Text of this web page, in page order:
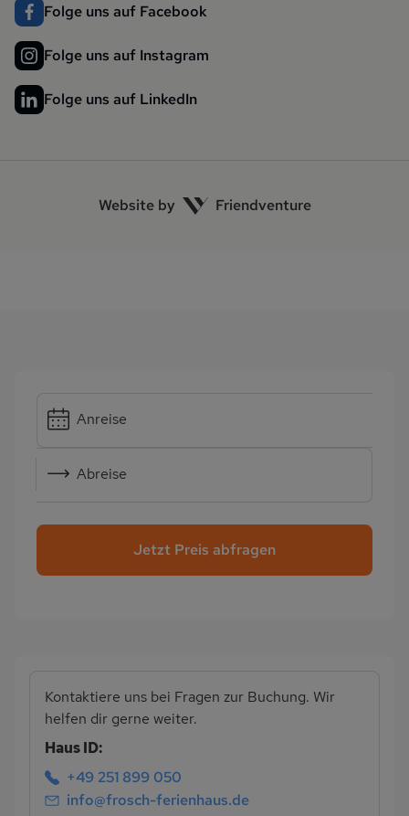
Folge uns auf Facebook
Folge uns auf Instagram
Folge uns auf LinkedIn
Website by Friendventure
Anreise
Abreise
Jetzt Preis abfragen
Kontaktiere uns bei Fragen zur Buchung. Wir
helfen dir gerne weiter.
Haus ID:
+49 251 899 050
info@frosch-ferienhaus.de